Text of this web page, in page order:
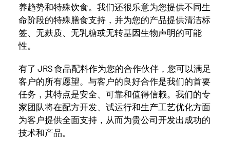
养趋势和特殊饮食。我们还很乐意为您提供不同生
命阶段的特殊膳食支持，并为您的产品提供清洁标
签、无麸质、无乳糖或无转基因生物声明的可能
性。
有了 JRS 食品配料作为您的合作伙伴，您可以满足
客户的所有愿望。与客户的良好合作是我们的首要
任务，其特点是安全、可靠和值得信赖。我们的专
家团队将在配方开发、试运行和生产工艺优化方面
为客户提供全面支持，从而为贵公司开发出成功的
技术和产品。